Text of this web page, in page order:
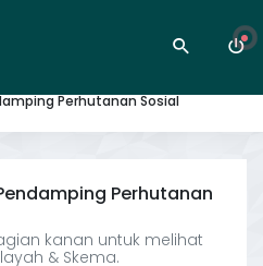
Perhutanan Sosial
Perhutanan
kanan untuk melihat
& Skema.